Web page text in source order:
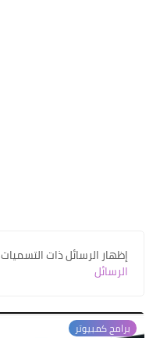
‏إظهار الرسائل ذات التسميات
الرسائل
برامج كمبيوتر